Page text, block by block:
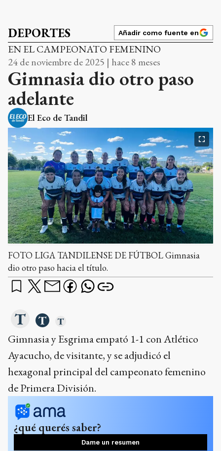
DEPORTES Añadir como fuente en
EN EL CAMPEONATO FEMENINO
24 de noviembre de 2025 | hace 8 meses
Gimnasia dio otro paso
adelante
El Eco de Tandil
FOTO LIGA TANDILENSE DE FÚTBOL Gimnasia
dio otro paso hacia el título.
Gimnasia y Esgrima empató 1-1 con Atlético
Ayacucho, de visitante, y se adjudicó el
hexagonal principal del campeonato femenino
de Primera División.
¿qué querés saber?
Dame un resumen